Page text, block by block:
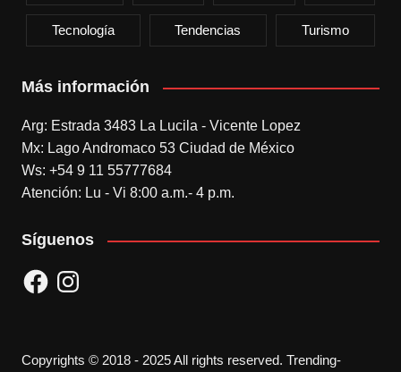
Tecnología Tendencias Turismo
Más información
Arg: Estrada 3483 La Lucila - Vicente Lopez
Mx: Lago Andromaco 53 Ciudad de México
Ws: +54 9 11 55777684
Atención: Lu - Vi 8:00 a.m.- 4 p.m.
Síguenos
FacebookInstagram
Copyrights © 2018 - 2025 All rights reserved. Trending-